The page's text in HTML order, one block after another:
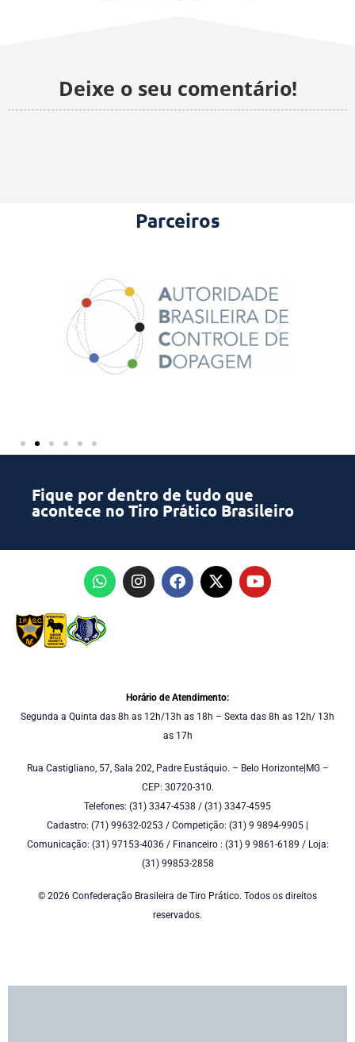
Deixe o seu comentário!
Parceiros
Fique por dentro de tudo que
acontece no Tiro Prático Brasileiro
Horário de Atendimento:
Segunda a Quinta das 8h as 12h/13h as 18h – Sexta das 8h as 12h/ 13h
as 17h
Rua Castigliano, 57, Sala 202, Padre Eustáquio. – Belo Horizonte|MG –
CEP: 30720-310.
Telefones: (31) 3347-4538 / (31) 3347-4595
Cadastro: (71) 99632-0253 / Competição: (31) 9 9894-9905 |
Comunicação: (31) 97153-4036 / Financeiro : (31) 9 9861-6189 / Loja:
(31) 99853-2858
© 2026 Confederação Brasileira de Tiro Prático. Todos os direitos
reservados.